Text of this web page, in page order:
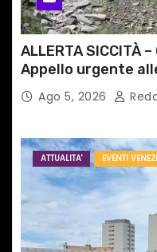
ALLERTA SICCITÀ
Appello urgente
Ago 5, 2026
ATTUALITA' EVENTI